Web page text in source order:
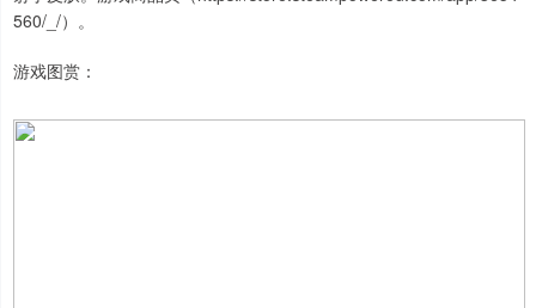
560/_/）。
游戏图赏：